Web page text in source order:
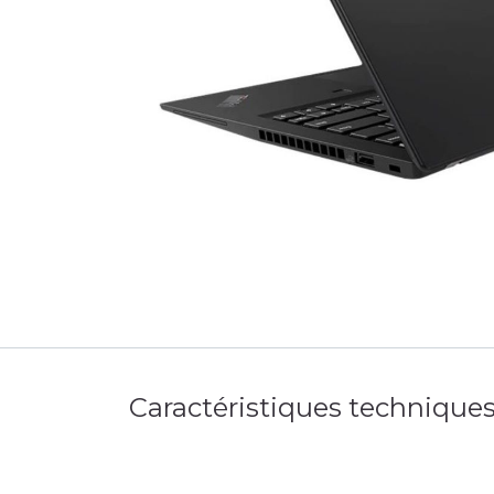
Caractéristiques